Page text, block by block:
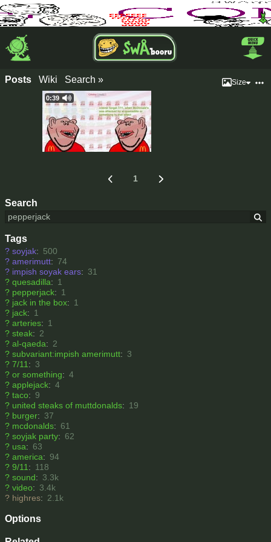
Search
Tags
? soyjak: 500
? amerimutt: 74
? impish soyak ears: 31
? quesadilla: 1
? pepperjack: 1
? jack in the box: 1
? jack: 1
? arteries: 1
? steak: 2
? al-qaeda: 2
? subvariant:impish amerimutt: 3
? 7/11 : 3
? or something: 4
? applejack: 4
? taco: 9
? united steaks of muttdonalds: 19
? burger: 37
? mcdonalds: 61
? soyjak party: 62
? usa: 63
? america: 94
? 9/11 : 118
? sound: 3.3k
? video: 3.4k
? highres: 2.1k
Options
Posts Wiki Search » Size
0:39
1